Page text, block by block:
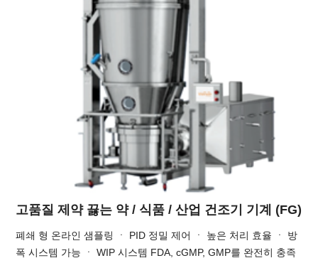
고품질 제약 끓는 약 / 식품 / 산업 건조기 기계 (FG)
폐쇄 형 온라인 샘플링 ㆍ PID 정밀 제어 ㆍ 높은 처리 효율 ㆍ 방
폭 시스템 가능 ㆍ WIP 시스템 FDA, cGMP, GMP를 완전히 충족